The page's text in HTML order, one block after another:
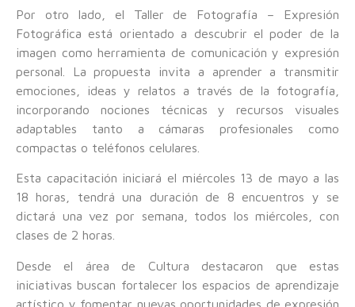
Por otro lado, el Taller de Fotografía – Expresión
Fotográfica está orientado a descubrir el poder de la
imagen como herramienta de comunicación y expresión
personal. La propuesta invita a aprender a transmitir
emociones, ideas y relatos a través de la fotografía,
incorporando nociones técnicas y recursos visuales
adaptables tanto a cámaras profesionales como
compactas o teléfonos celulares.
Esta capacitación iniciará el miércoles 13 de mayo a las
18 horas, tendrá una duración de 8 encuentros y se
dictará una vez por semana, todos los miércoles, con
clases de 2 horas.
Desde el área de Cultura destacaron que estas
iniciativas buscan fortalecer los espacios de aprendizaje
artístico y fomentar nuevas oportunidades de expresión